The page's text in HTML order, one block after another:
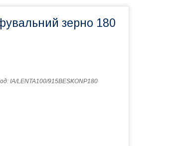
зерно 180
IA/LENTA100/915BESKONP180